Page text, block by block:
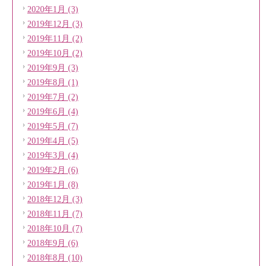
2020年1月 (3)
2019年12月 (3)
2019年11月 (2)
2019年10月 (2)
2019年9月 (3)
2019年8月 (1)
2019年7月 (2)
2019年6月 (4)
2019年5月 (7)
2019年4月 (5)
2019年3月 (4)
2019年2月 (6)
2019年1月 (8)
2018年12月 (3)
2018年11月 (7)
2018年10月 (7)
2018年9月 (6)
2018年8月 (10)